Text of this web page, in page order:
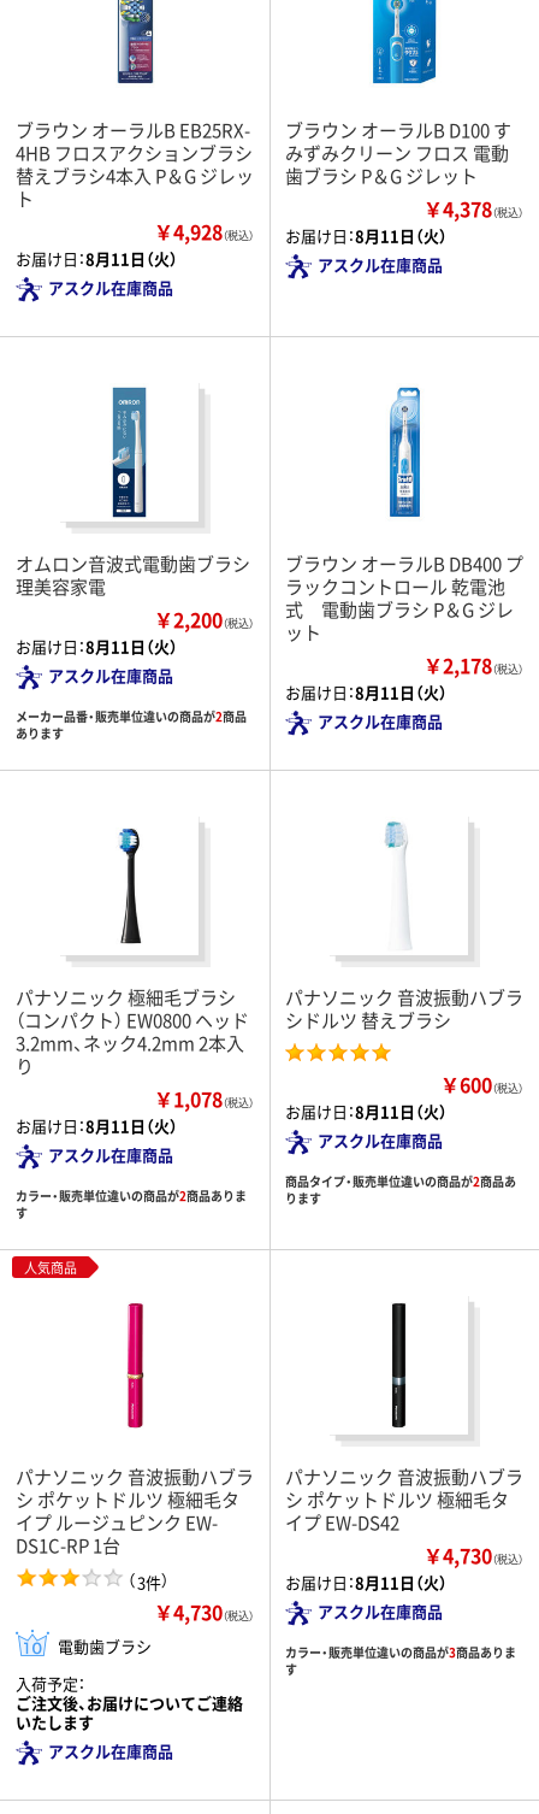
ブラウン オーラルB EB25RX-
4HB フロスアクションブラシ
替えブラシ4本入 P＆G ジレッ
ト
￥4,928（税込）
お届け日：8月11日（火）
アスクル在庫商品
ブラウン オーラルB D100 す
みずみクリーン フロス 電動
歯ブラシ P＆G ジレット
￥4,378（税込）
お届け日：8月11日（火）
アスクル在庫商品
オムロン音波式電動歯ブラシ
理美容家電
￥2,200（税込）
お届け日：8月11日（火）
アスクル在庫商品
メーカー品番・販売単位違いの商品が2商品
あります
ブラウン オーラルB DB400 プ
ラックコントロール 乾電池
式 電動歯ブラシ P＆G ジレ
ット
￥2,178（税込）
お届け日：8月11日（火）
アスクル在庫商品
パナソニック 極細毛ブラシ
（コンパクト） EW0800 ヘッド
3.2mm、ネック4.2mm 2本入
り
￥1,078（税込）
お届け日：8月11日（火）
アスクル在庫商品
カラー・販売単位違いの商品が2商品ありま
す
パナソニック 音波振動ハブラ
シドルツ 替えブラシ
￥600（税込）
お届け日：8月11日（火）
アスクル在庫商品
商品タイプ・販売単位違いの商品が2商品あ
ります
人気商品
パナソニック 音波振動ハブラ
シ ポケットドルツ 極細毛タ
イプ ルージュピンク EW-
DS1C-RP 1台
（3件）
￥4,730（税込）
電動歯ブラシ
入荷予定：
ご注文後、お届けについてご連絡
いたします
アスクル在庫商品
パナソニック 音波振動ハブラ
シ ポケットドルツ 極細毛タ
イプ EW-DS42
￥4,730（税込）
お届け日：8月11日（火）
アスクル在庫商品
カラー・販売単位違いの商品が3商品ありま
す